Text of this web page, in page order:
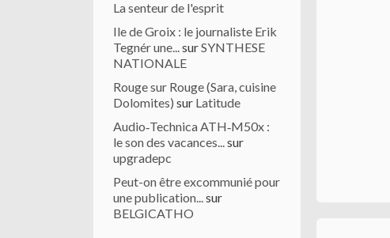
La senteur de l'esprit
Ile de Groix : le journaliste Erik
Tegnér une...surSYNTHESE
NATIONALE
Rouge sur Rouge (Sara, cuisine
Dolomites) sur Latitude
Audio‑Technica ATH‑M50x :
le son des vacances...sur
upgradepc
Peut-on être excommunié pour
une publication...sur
BELGICATHO